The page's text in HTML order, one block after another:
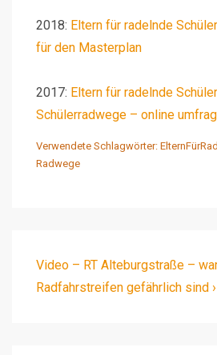
2018: Eltern für radelnde
für den Masterplan
2017: Eltern für radelnde
Schülerradwege – online
Verwendete Schlagwörter:
Radwege
Next
Post
Video – RT Alteburgstraße –
Radfahrstreifen gefährlich sind ›